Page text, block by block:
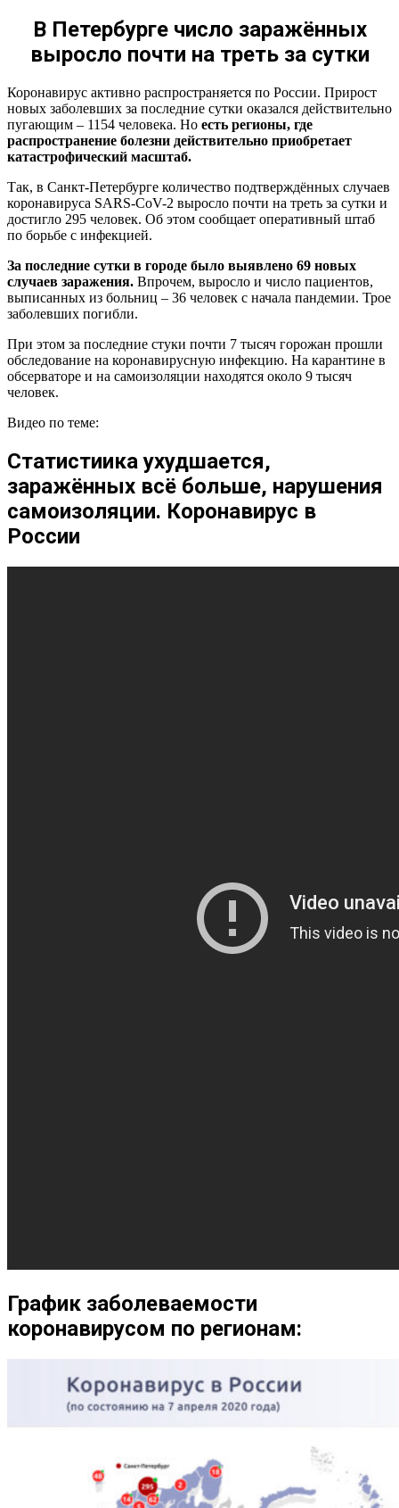
В Петербурге число заражённых
выросло почти на треть за сутки
Коронавирус активно распространяется по России. Прирост
новых заболевших за последние сутки оказался действительно
пугающим – 1154 человека. Но есть регионы, где
распространение болезни действительно приобретает
катастрофический масштаб.
Так, в Санкт-Петербурге количество подтверждённых случаев
коронавируса SARS-CoV-2 выросло почти на треть за сутки и
достигло 295 человек. Об этом сообщает оперативный штаб
по борьбе с инфекцией.
За последние сутки в городе было выявлено 69 новых
случаев заражения. Впрочем, выросло и число пациентов,
выписанных из больниц – 36 человек с начала пандемии. Трое
заболевших погибли.
При этом за последние стуки почти 7 тысяч горожан прошли
обследование на коронавирусную инфекцию. На карантине в
обсерваторе и на самоизоляции находятся около 9 тысяч
человек.
Видео по теме:
Статистиика ухудшается,
заражённых всё больше, нарушения
самоизоляции. Коронавирус в
России
График заболеваемости
коронавирусом по регионам: